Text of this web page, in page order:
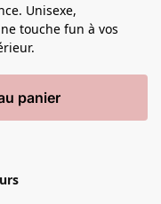
Unisexe,
touche fun à vos
panier